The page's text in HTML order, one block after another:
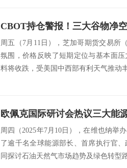
周五（7月11日），芝加哥期货交易所
氛围，价格反映了短期定位与基本面
料将收跌，受美国中西部有利天气推动
周四（2025年7月10日），在维也纳举
了逾千名全球能源部长、首席执行官
同探讨石油天然气市场趋势及绿色转型